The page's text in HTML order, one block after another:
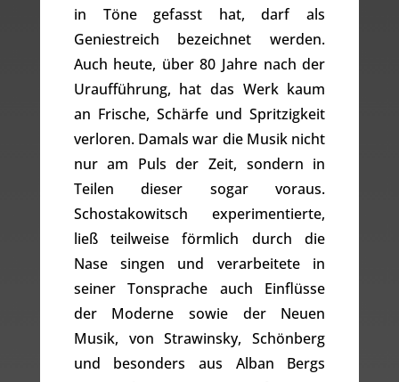
in Töne gefasst hat, darf als
Geniestreich bezeichnet werden.
Auch heute, über 80 Jahre nach der
Uraufführung, hat das Werk kaum
an Frische, Schärfe und Spritzigkeit
verloren. Damals war die Musik nicht
nur am Puls der Zeit, sondern in
Teilen dieser sogar voraus.
Schostakowitsch experimentierte,
ließ teilweise förmlich durch die
Nase singen und verarbeitete in
seiner Tonsprache auch Einflüsse
der Moderne sowie der Neuen
Musik, von Strawinsky, Schönberg
und besonders aus Alban Bergs